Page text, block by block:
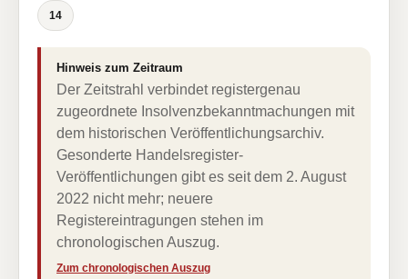
14
Hinweis zum Zeitraum
Der Zeitstrahl verbindet registergenau
zugeordnete Insolvenzbekanntmachungen mit
dem historischen Veröffentlichungsarchiv.
Gesonderte Handelsregister-
Veröffentlichungen gibt es seit dem 2. August
2022 nicht mehr; neuere
Registereintragungen stehen im
chronologischen Auszug.
Zum chronologischen Auszug